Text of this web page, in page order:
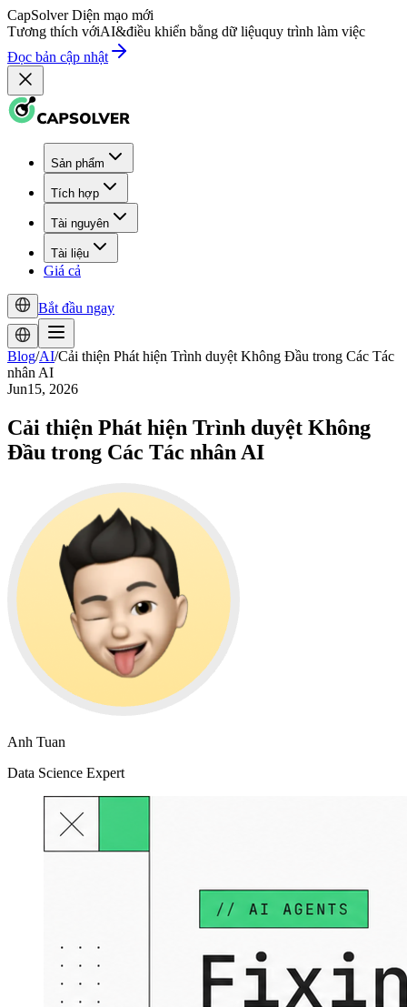
CapSolver Diện mạo mới
Tương thích vớiAI&điều khiển bằng dữ liệuquy trình làm việc
Đọc bản cập nhật
Sản phẩm
Tích hợp
Tài nguyên
Tài liệu
Giá cả
Bắt đầu ngay
Blog/AI/Cải thiện Phát hiện Trình duyệt Không Đầu trong Các Tác
nhân AI
Jun15, 2026
Cải thiện Phát hiện Trình duyệt Không
Đầu trong Các Tác nhân AI
Anh Tuan
Data Science Expert